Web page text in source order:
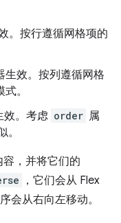
。按行遵循网格项的
生效。按列遵循网格
。
效。考虑 order 属
。
，并将它们的
，它们会从 Flex
会从右向左移动。